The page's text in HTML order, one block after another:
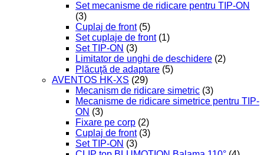
Set mecanisme de ridicare pentru TIP-ON
(3)
Cuplaj de front (5)
Set cuplaje de front (1)
Set TIP-ON (3)
Limitator de unghi de deschidere (2)
Plăcuţă de adaptare (5)
AVENTOS HK-XS (29)
Mecanism de ridicare simetric (3)
Mecanisme de ridicare simetrice pentru TIP-
ON (3)
Fixare pe corp (2)
Cuplaj de front (3)
Set TIP-ON (3)